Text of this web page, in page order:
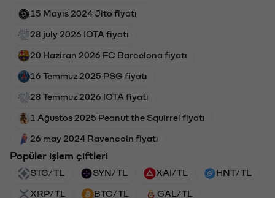
15 Mayıs 2024 Jito fiyatı
28 july 2026 IOTA fiyatı
20 Haziran 2026 FC Barcelona fiyatı
16 Temmuz 2025 PSG fiyatı
28 Temmuz 2026 IOTA fiyatı
1 Ağustos 2025 Peanut the Squirrel fiyatı
26 may 2024 Ravencoin fiyatı
Popüler işlem çiftleri
STG/TL SYN/TL XAI/TL HNT/TL
XRP/TL BTC/TL GAL/TL